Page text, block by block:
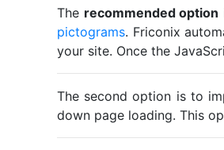
The recommended option
pictograms. Friconix
your site. Once the
The second option is to
down page loading. This